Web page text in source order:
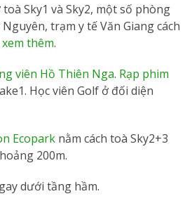
Sky1 và Sky2, một số phòng
trạm y tế Văn Giang cách
xem thêm.
viên Hồ Thiên Nga. Rạp phim
Học viên Golf ở đối diện
Ecopark nằm cách toà Sky2+3
200m.
dưới tầng hầm.